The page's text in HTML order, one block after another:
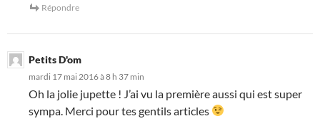
Répondre
Petits D'om
mardi 17 mai 2016 à 8 h 37 min
Oh la jolie jupette ! J’ai vu la première aussi qui est super
sympa. Merci pour tes gentils articles